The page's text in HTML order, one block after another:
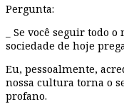
Pergunta:
_ Se você seguir todo
sociedade de hoje
Eu, pessoalmente,
nossa cultura torna o
profano.